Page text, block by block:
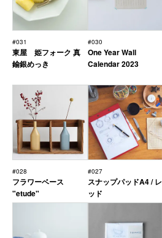
#031
東屋 姫フォーク 真
鍮銀めっき
#030
One Year Wall
Calendar 2023
#028
フラワーベース
"etude"
#027
スナップパッドA4 / レ
ッド